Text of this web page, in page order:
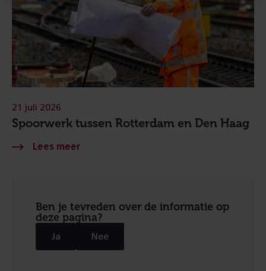
Spoorwerk tussen Rotterdam en Den Haag
21 juli 2026
Ben je tevreden over de informatie op
deze pagina?
Ja Nee